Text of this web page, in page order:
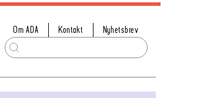
Om ADA Kontakt Nyhetsbrev